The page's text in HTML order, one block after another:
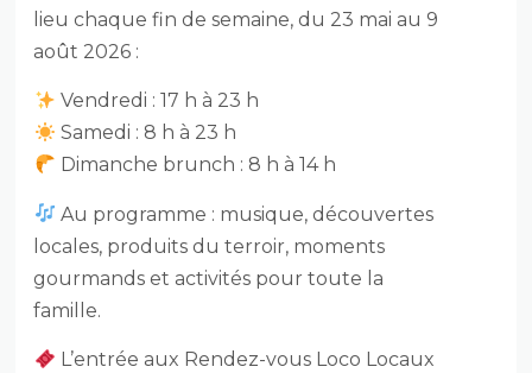
lieu chaque fin de semaine, du 23 mai au 9
août 2026 :
Vendredi : 17 h à 23 h
Samedi : 8 h à 23 h
Dimanche brunch : 8 h à 14 h
Au programme : musique, découvertes
locales, produits du terroir, moments
gourmands et activités pour toute la
famille.
L’entrée aux Rendez-vous Loco Locaux